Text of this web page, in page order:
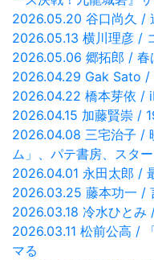
2026.05.20 谷口尚
2026.05.13 横川理彦 /
2026.05.06 郷拓郎 / 春
2026.04.29 Gak Sato /
2026.04.22 橋本芽依 /
2026.04.15 加藤賢崇 /
2026.04.08 三宅治子 /
ム」、パテ書房、スタ
2026.04.01 永田太郎 /
2026.03.25 藤本功
2026.03.18 冷水ひと
2026.03.11 松前公高 /
マる